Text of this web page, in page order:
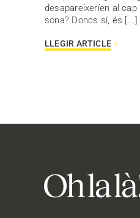
desapareixeríen al cap
sona? Doncs sí, és [...]
LLEGIR ARTICLE